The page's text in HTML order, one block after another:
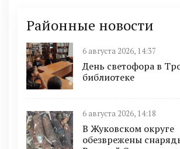
Районные новости
6 августа 2026, 14:37
День светофора в
библиотеке
6 августа 2026, 14:18
В Жуковском округе
обезврежены